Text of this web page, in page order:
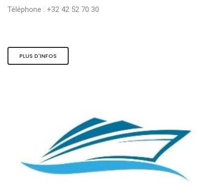
Téléphone : +32 42 52 70 30
PLUS D'INFOS